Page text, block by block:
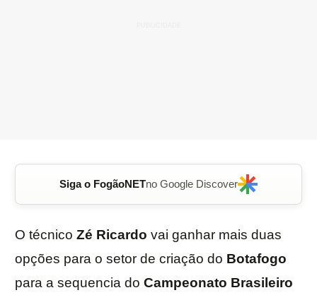
Siga o FogãoNETno Google Discover
O técnico Zé Ricardo vai ganhar mais duas
opções para o setor de criação do Botafogo
para a sequencia do Campeonato Brasileiro